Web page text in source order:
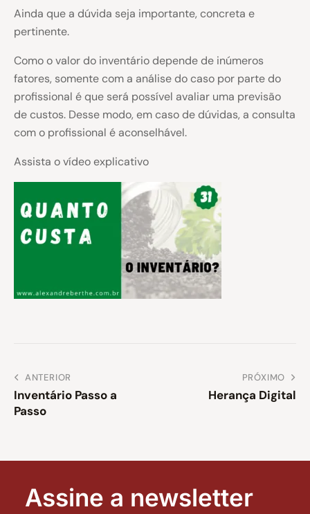
Ainda que a dúvida seja importante, concreta e
pertinente.
Como o valor do inventário depende de inúmeros
fatores, somente com a análise do caso por parte do
profissional é que será possível avaliar uma previsão
de custos. Desse modo, em caso de dúvidas, a consulta
com o profissional é aconselhável.
Assista o vídeo explicativo
ANTERIOR
Inventário Passo a
Passo
PRÓXIMO
Herança Digital
Assine a newsletter